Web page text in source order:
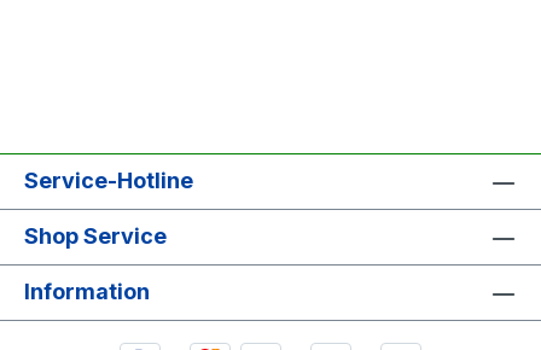
Service-Hotline
Shop Service
Information